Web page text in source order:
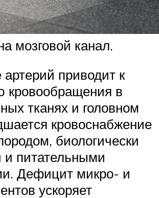
мозговой канал.
приводит к
кровообращения в
тканях и головном
кровоснабжение
биологически
и питательными
Дефицит микро- и
ускоряет